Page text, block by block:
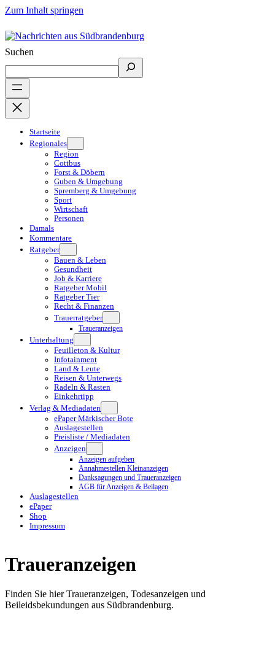
Zum Inhalt springen
Suchen
Startseite
Regionales
Region
Cottbus
Forst & Döbern
Guben & Umgebung
Spremberg & Umgebung
Sport
Wirtschaft
Personen
Damals
Kommentare
Ratgeber
Bauen & Leben
Gesundheit
Job & Karriere
Ratgeber Mobil
Ratgeber Tier
Recht & Finanzen
Trauerratgeber
Traueranzeigen
Unterhaltung
Feuilleton & Kultur
Infotainment
Land & Leute
Reisen & Unterwegs
Radeln & Rasten
Einkehrtipp
Verlag & Mediadaten
ePaper Märkischer Bote
Auslagestellen
Preisliste / Mediadaten
Anzeigen
Anzeigen aufgeben
Annahmestellen Kleinanzeigen
Danksagungen und Traueranzeigen
AGB für Anzeigen & Beilagen
Auslagestellen
ePaper
Shop
Impressum
Traueranzeigen
Finden Sie hier Traueranzeigen, Todesanzeigen und
Beileidsbekundungen aus Südbrandenburg.